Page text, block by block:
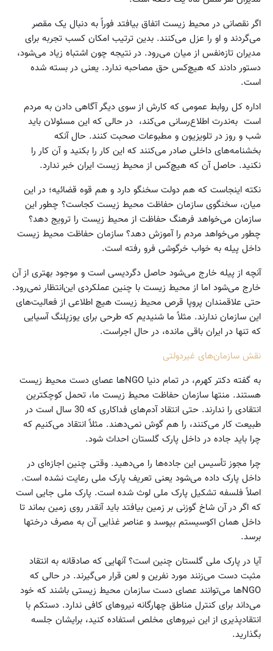
اگر نقصانی در محیط زیست اتفاق بیافتد فوراً به دنبال یک مقصر
می‌گردند و او را عزل می‌کنند. بدین ترتیب امکان کسب تجربه برای
مدیران تازه‌نفس از میان می‌رود. در نتیجه چون اشتباه زیاد می‌شود،
دستور دادند که هیچ‌کس حق مصاحبه ندارد. یعنی در بسته شده
است.
اداره کل روابط عمومی که کارش از سوی دیگر آگاهی دادن به مردم
است به‌ندرت اطلاع‌رسانی می‌کند، در حالی که این مسئولان باید
شب و روز در تلویزیون و مطبوعات صحبت کنند. حال آنکه
بخشنامه‌های داخلی صادر می‌کنند که این کار را بکنید و آن کار را
نکنید. حاصل آن که هیچ‌کس از محیط زیست ایران خبر ندارد.
نکته اینجاست که هم دولت سخنگو دارد و هم قوه قضائیه؛ در این
میان، سخنگوی سازمان حفاظت محیط زیست کجاست؟ چطور این
سازمان می‌خواهد فرهنگ حفاظت از محیط زیست را ترویج دهد؟
چطور می‌خواهد مردم را آموزش دهد؟ سازمان حفاظت محیط زیست
داخل پیله به خواب خرگوشی فرو رفته است.
آنچه از پیله خارج می‌شود حاصل دگردیسی است و موجود بهتری از آن
خارج می‌شود اما از محیط زیست با چنین عملکردی این‌انتظار نمی‌رود.
حتی علاقمندان پروپا قرص محیط زیست هیچ اطلاعی از فعالیت‌های
این سازمان ندارند. مثلاً ما شنیدیم که طرحی برای یوزپلنگ آسیایی
که تنها در ایران باقی مانده، در حال اجراست.
نقش سازمان‌های غیردولتی
به گفته دکتر کهرم، در تمام دنیا NGOها عصای دست محیط زیست
هستند. منتها سازمان حفاظت محیط زیست ما، تحمل کوچکترین
انتقادی را ندارند. حتی انتقاد آدم‌های فداکاری که 30 سال است در
طبیعت کار می‌کنند، را هم گوش نمی‌دهند. مثلاً انتقاد می‌کنیم که
چرا باید جاده در داخل پارک گلستان احداث شود.
چرا مجوز تأسیس این جاده‌ها را می‌دهید. وقتی چنین اجازه‌ای در
داخل پارک داده می‌شود یعنی تعریف پارک ملی رعایت نشده است.
اصلاً فلسفه تشکیل پارک ملی لوث شده است. پارک ملی جایی است
که اگر در آن شاخ گوزنی بر زمین بیافتد باید آنقدر روی زمین بماند تا
داخل همان اکوسیستم بپوسد و عناصر غذایی آن به مصرف درختها
برسد.
آیا در پارک ملی گلستان چنین است؟ آنهایی که صادقانه به انتقاد
مثبت دست می‌زنند مورد نفرین و لعن قرار می‌گیرند. در حالی که
NGOها می‌توانند عصای دست سازمان محیط زیستی باشند که خود
می‌داند برای کنترل مناطق چهارگانه نیروهای کافی ندارد. دستکم با
انتقادپذیری از این نیروهای مخلص استفاده کنید، برایشان جلسه
بگذارید.